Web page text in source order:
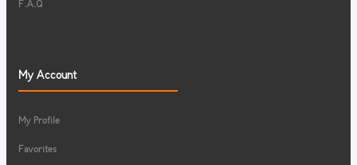
F.A.Q
My Account
My Profile
Favorites